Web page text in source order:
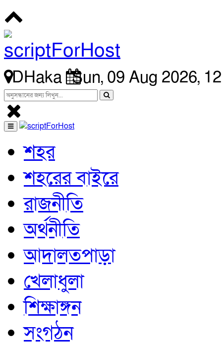
DHaka Sun, 09 Aug 2026,
শহর
শহরের বাইরে
রাজনীতি
অর্থনীতি
আদালতপাড়া
খেলাধুলা
শিক্ষাঙ্গন
সংগঠন